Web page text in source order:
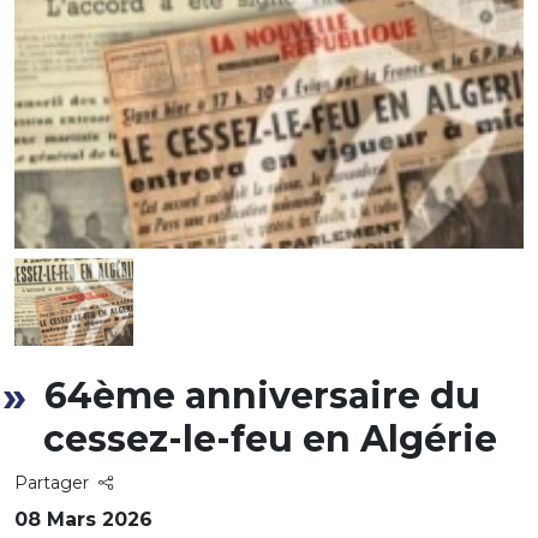
64ème anniversaire du
cessez-le-feu en Algérie
Partager
08 Mars 2026